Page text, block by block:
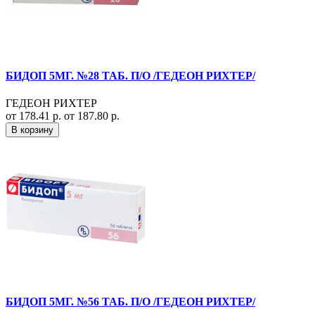
БИДОП 5МГ. №28 ТАБ. П/О /ГЕДЕОН РИХТЕР/
ГЕДЕОН РИХТЕР
от 178.41 р. от 187.80 р.
В корзину
БИДОП 5МГ. №56 ТАБ. П/О /ГЕДЕОН РИХТЕР/